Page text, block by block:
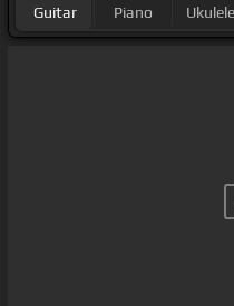
Guitar Piano Ukulele